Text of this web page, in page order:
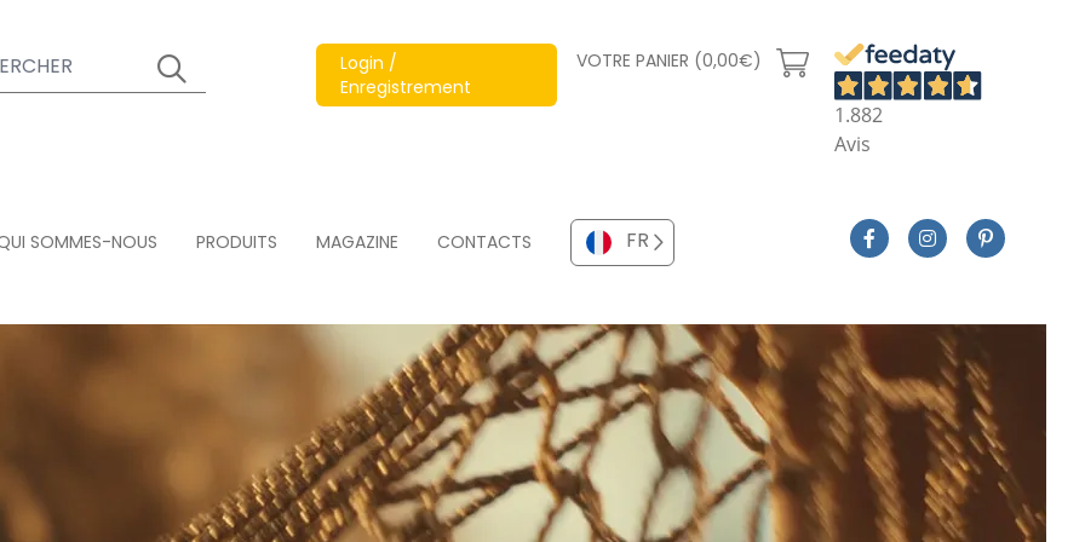
Login /
Enregistrement
VOTRE PANIER (0,00€)
1.882
Avis
SOMMES-NOUS PRODUITS MAGAZINE CONTACTS FR